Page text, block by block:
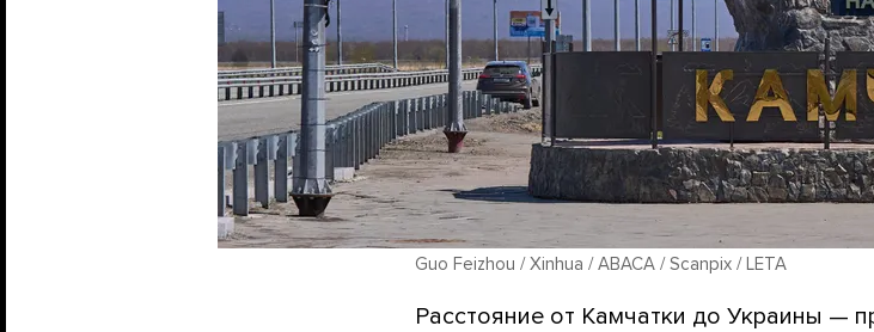
Guo Feizhou / Xinhua / ABACA / Scanpix / LETA
Расстояние от Камчатки до Украины —